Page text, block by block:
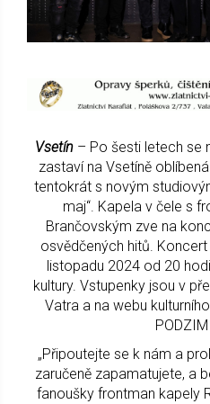
Vsetín – Po šesti letech se
zastaví na Vsetíně
tentokrát s novým
maj“. Kapela v čele s
Brančovským zve na
osvědčených hitů.
listopadu 2024 od 20
kultury. Vstupenky jsou v
Vatra a na webu
„Připoutejte se k nám a
zaručeně zapamatujete, a
fanoušky frontman kapely